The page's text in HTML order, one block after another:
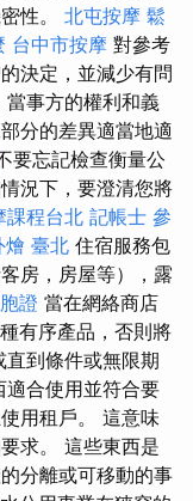
性。 北屯按摩 鬆
台中市按摩 對參考
決定，並減少有問
事方的權利和義
分的差異適當地適
要忘記檢查衡量公
況下，要澄清您將
課程台北 記帳士 參
燴 臺北 住宿服務包
房，房屋等），露
證 當在網絡商店
有序產品，否則將
到條件或無限期
合使用並符合要
用租戶。 這意味
求。 這些東西是
分離或可移動的事